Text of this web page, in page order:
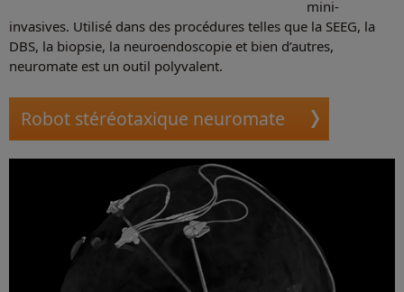
mini-
invasives. Utilisé dans des procédures telles que la SEEG, la
DBS, la biopsie, la neuroendoscopie et bien d’autres,
neuromate est un outil polyvalent.
Robot stéréotaxique neuromate